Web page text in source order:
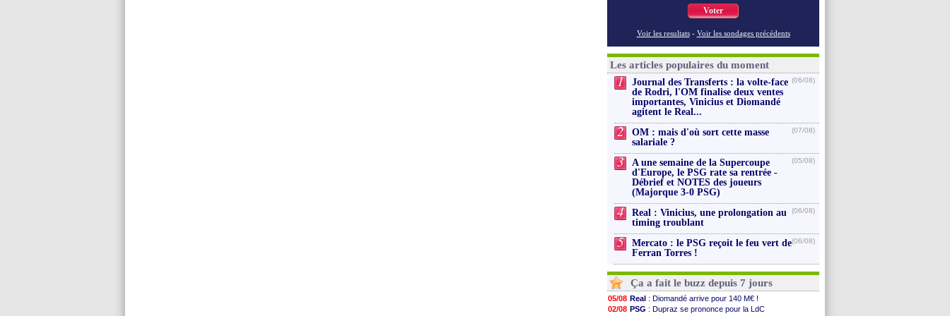
Voter
Voir les resultats - Voir les sondages précédents
Les articles populaires du moment
1
Journal des Transferts : la volte-face
de Rodri, l'OM finalise deux ventes
importantes, Vinicius et Diomandé
agitent le Real...
(06/08)
2
OM : mais d'où sort cette masse
salariale ?
(07/08)
3
A une semaine de la Supercoupe
d'Europe, le PSG rate sa rentrée -
Débrief et NOTES des joueurs
(Majorque 3-0 PSG)
(05/08)
4
Real : Vinicius, une prolongation au
timing troublant
(06/08)
5
Mercato : le PSG reçoit le feu vert de
Ferran Torres !
(06/08)
Ça a fait le buzz depuis 7 jours
05/08 Real : Diomandé arrive pour 140 M€ !
02/08 PSG : Dupraz se prononce pour la LdC